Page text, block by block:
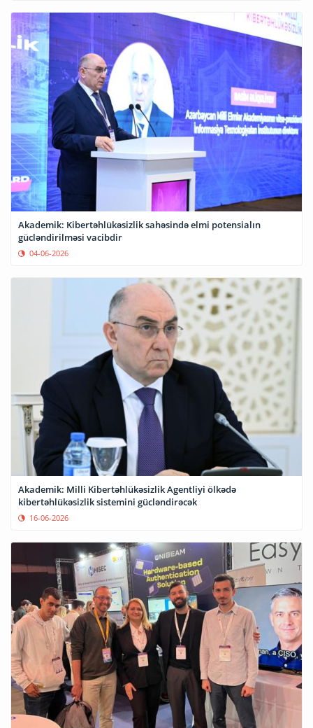
Akademik: Kibertəhlükəsizlik sahəsində elmi potensialın
gücləndirilməsi vacibdir
04-06-2026
Akademik: Milli Kibertəhlükəsizlik Agentliyi ölkədə
kibertəhlükəsizlik sistemini gücləndirəcək
16-06-2026